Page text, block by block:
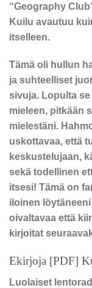
“Geography
Kuilu avautuu
itselleen.
Tämä oli hullun
ja suhteelliset
sivuja. Lopulta
mieleen, pitkään
mielestäni.
uskottavaa, että
keskustelujaan,
sekä todellinen
itsesi! Tämä on
iloinen
oivaltavaa että
kirjoitat
Ekirjoja [PDF]
Luolaiset